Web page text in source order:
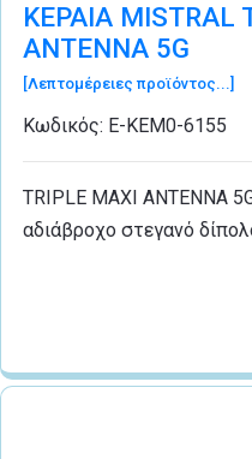
ΚΕΡΑΙΑ MISTRAL
ANTENNA 5G
[Λεπτομέρειες προϊόντος...]
Κωδικός: Ε-ΚΕΜ0-6155
TRIPLE MAXI ANTENNA
αδιάβροχο στεγανό